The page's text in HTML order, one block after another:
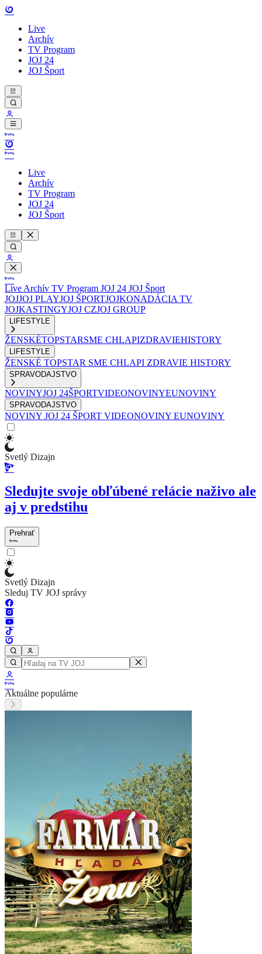
Live
Archív
TV Program
JOJ 24
JOJ Šport
Live
Archív
TV Program
JOJ 24
JOJ Šport
Live Archív TV Program JOJ 24 JOJ Šport
JOJJOJ PLAYJOJ ŠPORTJOJKONADÁCIA TV
JOJKASTINGYJOJ CZJOJ GROUP
LIFESTYLE
ŽENSKÉTOPSTARSME CHLAPIZDRAVIEHISTORY
LIFESTYLE
ŽENSKÉ TOPSTAR SME CHLAPI ZDRAVIE HISTORY
SPRAVODAJSTVO
NOVINYJOJ 24ŠPORTVIDEONOVINYEUNOVINY
SPRAVODAJSTVO
NOVINY JOJ 24 ŠPORT VIDEONOVINY EUNOVINY
Svetlý Dizajn
Sledujte svoje obľúbené relácie naživo ale
aj v predstihu
Prehrať
Svetlý Dizajn
Sleduj TV JOJ správy
Aktuálne populárne